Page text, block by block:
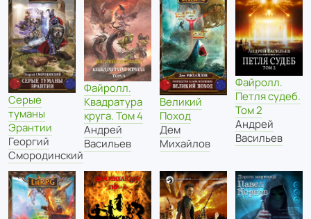
Серые
туманы
Эрантии
Георгий
Смородинский
Файролл.
Квадратура
круга. Том 4
Андрей
Васильев
Великий
Поход
Дем
Михайлов
Файролл.
Петля судеб.
Том 2
Андрей
Васильев